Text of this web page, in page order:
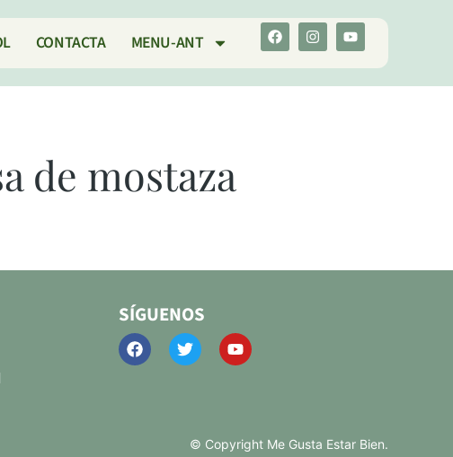
CONTACTA MENU-ANT
de mostaza
SÍGUENOS
© Copyright Me Gusta Estar Bien.